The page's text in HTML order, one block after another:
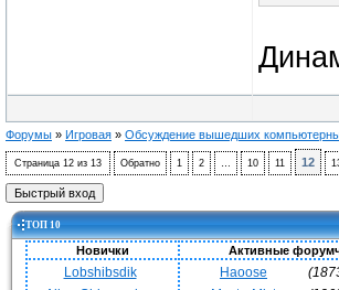
Форумы » Игровая » Обсуждение вышедших
Страница 12 из 13 Обратно 1 2 … 10 11 12
ТОП 10
Новички Активные
Lobshibsdik
Haoose